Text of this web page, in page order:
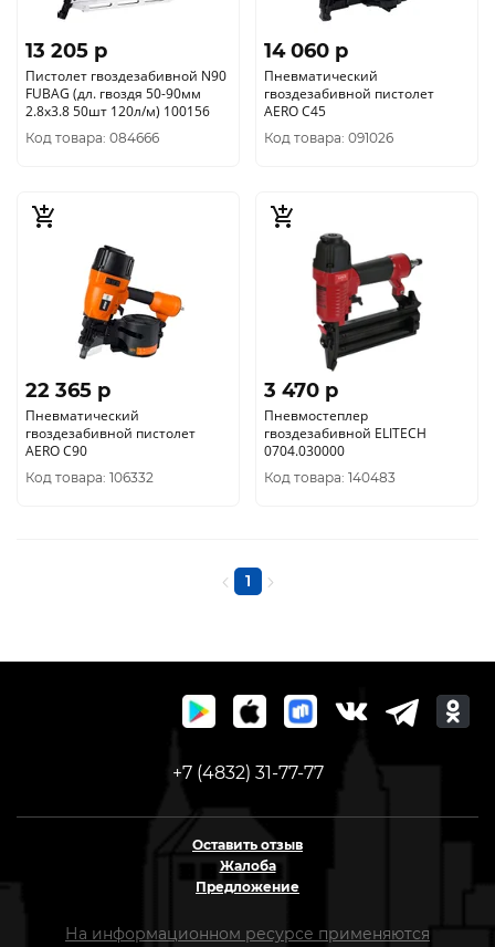
13 205 p
Пистолет гвоздезабивной N90
FUBAG (дл. гвоздя 50-90мм
2.8х3.8 50шт 120л/м) 100156
Код товара: 084666
14 060 p
Пневматический
гвоздезабивной пистолет
AERO C45
Код товара: 091026
22 365 p
Пневматический
гвоздезабивной пистолет
AERO C90
Код товара: 106332
3 470 p
Пневмостеплер
гвоздезабивной ELITECH
0704.030000
Код товара: 140483
1
+7 (4832) 31-77-77
Оставить отзыв
Жалоба
Предложение
На информационном ресурсе применяются